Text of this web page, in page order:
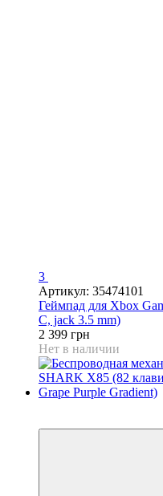
3
Артикул: 35474101
Геймпад для Xbox
C, jack 3.5 mm)
2 399 грн
Нет в наличии